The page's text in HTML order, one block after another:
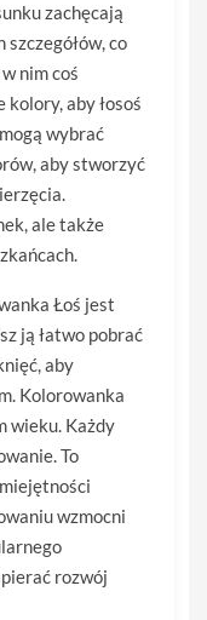
zachęcają
co
nim coś
aby łosoś
wybrać
aby stworzyć
ale także
Łoś jest
ją łatwo pobrać
aby
Kolorowanka
wieku. Każdy
To
wzmocni
rozwój